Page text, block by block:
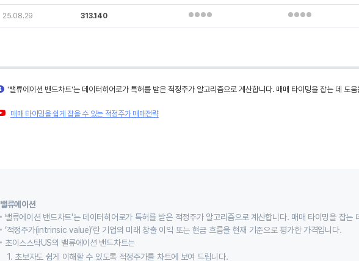
25.08.29 313.140
'밸류에이션 밴드차트'는 데이터히어로가 특허를 받은 적정주가 알고리즘으로 계산합니다. 매매 타이밍을 잡는 데 도
매매 타이밍을 쉽게 잡을 수 있는 적정주가 매매전략
밸류에이션
밸류에이션 밴드차트'는 데이터히어로가 특허를 받은 적정주가 알고리즘으로 계산합니다. 매매 타이밍을 잡는
‘적정주가(intrinsic value)’란 기업의 미래 창출 이익 또는 현금 흐름을 현재 기준으로 평가한 가격입니다.
초이스스탁US의 밸류에이션 밴드차트는
1. 초보자도 쉽게 이해할 수 있도록 적정주가를 차트에 보여 드립니다.